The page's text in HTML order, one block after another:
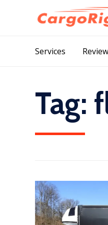
Services
Tag: